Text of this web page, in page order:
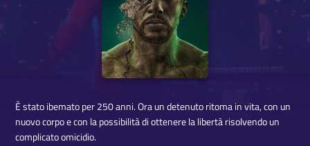
È stato ibemato per 250 anni. Ora un detenuto ritoma in vita, con un
nuovo corpo e con la possibilità di ottenere la libertà risolvendo un
complicato omicidio.